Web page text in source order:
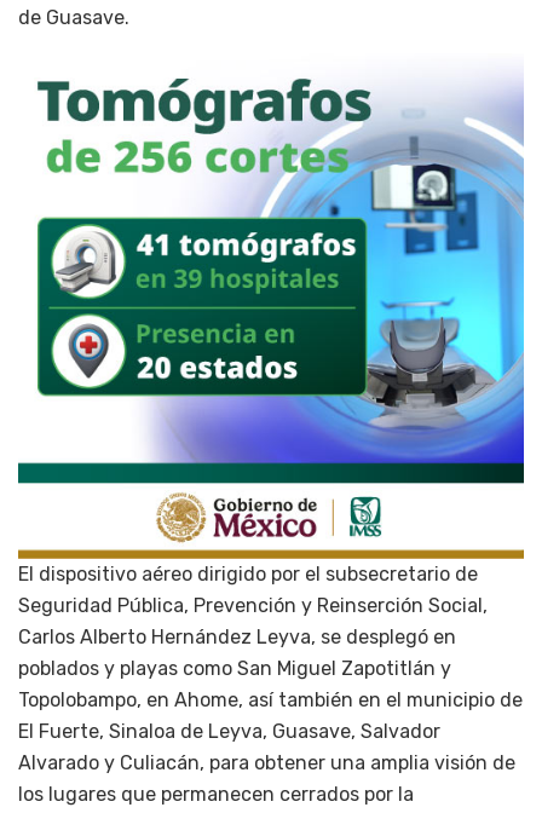
de Guasave.
El dispositivo aéreo dirigido por el subsecretario de
Seguridad Pública, Prevención y Reinserción Social,
Carlos Alberto Hernández Leyva, se desplegó en
poblados y playas como San Miguel Zapotitlán y
Topolobampo, en Ahome, así también en el municipio de
El Fuerte, Sinaloa de Leyva, Guasave, Salvador
Alvarado y Culiacán, para obtener una amplia visión de
los lugares que permanecen cerrados por la